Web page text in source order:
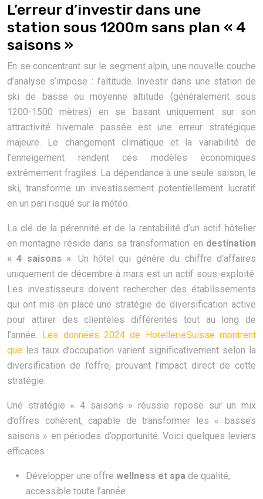
L’erreur d’investir dans une
station sous 1200m sans plan « 4
saisons »
En se concentrant sur le segment alpin, une nouvelle couche
d’analyse s’impose : l’altitude. Investir dans une station de
ski de basse ou moyenne altitude (généralement sous
1200-1500 mètres) en se basant uniquement sur son
attractivité hivernale passée est une erreur stratégique
majeure. Le changement climatique et la variabilité de
l’enneigement rendent ces modèles économiques
extrêmement fragiles. La dépendance à une seule saison, le
ski, transforme un investissement potentiellement lucratif
en un pari risqué sur la météo.
La clé de la pérennité et de la rentabilité d’un actif hôtelier
en montagne réside dans sa transformation en destination
« 4 saisons » . Un hôtel qui génère du chiffre d’affaires
uniquement de décembre à mars est un actif sous-exploité.
Les investisseurs doivent rechercher des établissements
qui ont mis en place une stratégie de diversification active
pour attirer des clientèles différentes tout au long de
l’année. Les données 2024 de HotellerieSuisse montrent
que les taux d’occupation varient significativement selon la
diversification de l’offre, prouvant l’impact direct de cette
stratégie.
Une stratégie « 4 saisons » réussie repose sur un mix
d’offres cohérent, capable de transformer les « basses
saisons » en périodes d’opportunité. Voici quelques leviers
efficaces :
Développer une offre wellness et spa de qualité,
accessible toute l’année.